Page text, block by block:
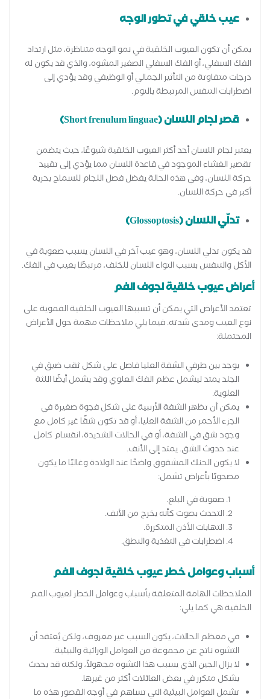
عيب خلقي في تطور الوجه
يمكن أن تكون العيوب الخلقية في نمو الوجه متناظرة، مثل ارتداد
الفك السفلي، أو الفك السفلي الصغير المشوه، والذي قد يكون له
درجات متفاوتة من التأثير الجمالي أو الوظيفي وقد يؤدي إلى
اضطرابات التنفس المرتبطة بالنوم.
قصر لجام اللسان (Short frenulum linguae)
يعتبر لجام اللسان أحد أكثر العيوب الخلقية شيوعًا، حيث يتضمن
تقصير الغشاء الموجود في قاعدة اللسان مما يؤدي إلى تقييد
حركة اللسان، وفي هذه الحالة يفضل فصل اللجام للسماح بحرية
أكبر في حركة اللسان.
تدلّي اللسان (Glossoptosis)
قد يكون تدلي اللسان، وهو عيب آخر في اللسان يسبب صعوبة في
الأكل والتنفس بسبب التواء اللسان للخلف، مرتبطًا بعيب في الفك.
أعراض عيوب خلقية لجوف الفم
تعتمد الأعراض التي يمكن أن تسببها العيوب الخلقية الفموية على
نوع العيب ومدى شدته. فيما يلي ملاحظات مهمة حول الأعراض
المحتملة:
يوجد بين طرفي الشفة العليا فاصل على شكل ثقب ضيق في
الجلد يمتد ليشمل عظم الفك العلوي وقد يشمل أيضًا اللثة
العلوية.
يمكن أن تظهر الشفة الأرنبية على شكل فجوة صغيرة في
الجزء الأحمر من الشفة العليا، أو قد تكون شقًا غير كامل مع
وجود شق في الشفة، أو في الحالات الشديدة، انقسام كامل
عند حدوث الشق. يمتد إلى الأنف.
لا يكون الحنك المشقوق واضحًا عند الولادة وغالبًا ما يكون
مصحوبًا بأعراض تشمل:
صعوبة في البلع.
التحدث بصوت كأنه يخرج من الأنف.
التهابات الأذن المتكررة.
اضطرابات في التغذية والنطق.
أسباب وعوامل خطر عيوب خلقية لجوف الفم
الملاحظات الهامة المتعلقة بأسباب وعوامل الخطر لعيوب الفم
الخلقية هي كما يلي:
في معظم الحالات، يكون السبب غير معروف، ولكن يُعتقد أن
التشوه ناتج عن مجموعة من العوامل الوراثية والبيئية.
لا يزال الجين الذي يسبب هذا التشوه مجهولاً، ولكنه قد يحدث
بشكل متكرر في بعض العائلات أكثر من غيرها.
تشمل العوامل البيئية التي تساهم في أوجه القصور هذه ما